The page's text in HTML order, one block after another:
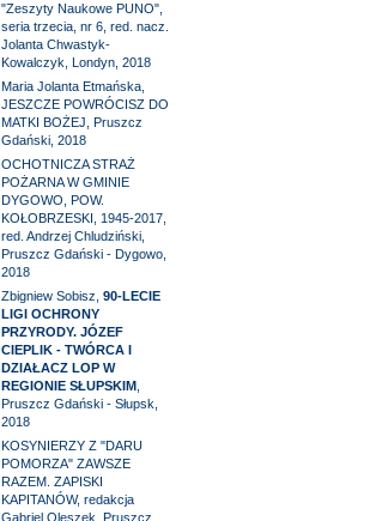
"Zeszyty Naukowe PUNO",
seria trzecia, nr 6, red. nacz.
Jolanta Chwastyk-
Kowalczyk, Londyn, 2018
Maria Jolanta Etmańska,
JESZCZE POWRÓCISZ DO
MATKI BOŻEJ, Pruszcz
Gdański, 2018
OCHOTNICZA STRAŻ
POŻARNA W GMINIE
DYGOWO, POW.
KOŁOBRZESKI, 1945-2017,
red. Andrzej Chludziński,
Pruszcz Gdański - Dygowo,
2018
Zbigniew Sobisz, 90-LECIE
LIGI OCHRONY
PRZYRODY. JÓZEF
CIEPLIK - TWÓRCA I
DZIAŁACZ LOP W
REGIONIE SŁUPSKIM,
Pruszcz Gdański - Słupsk,
2018
KOSYNIERZY Z "DARU
POMORZA" ZAWSZE
RAZEM. ZAPISKI
KAPITANÓW, redakcja
Gabriel Oleszek, Pruszcz